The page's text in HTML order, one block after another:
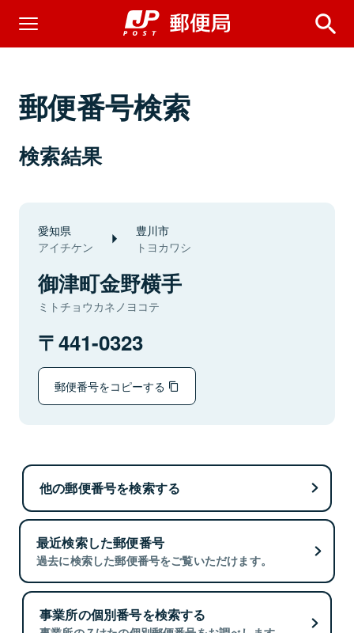
郵便番号検索
検索結果
愛知県
アイチケン
豊川市
トヨカワシ
御津町金野横手
ミトチョウカネノヨコテ
441-0323
郵便番号をコピーする
他の郵便番号を検索する
最近検索した郵便番号
過去に検索した郵便番号をご覧いただけます。
事業所の個別番号を検索する